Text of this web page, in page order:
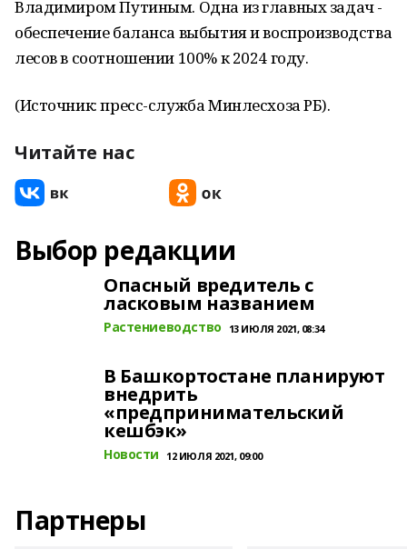
Владимиром Путиным. Одна из главных задач -
обеспечение баланса выбытия и воспроизводства
лесов в соотношении 100% к 2024 году.
(Источник: пресс-служба Минлесхоза РБ).
Читайте нас
Выбор редакции
Опасный вредитель с
ласковым названием
Растениеводство 13 ИЮЛЯ 2021, 08:34
В Башкортостане планируют
внедрить
«предпринимательский
кешбэк»
Новости 12 ИЮЛЯ 2021, 09:00
Партнеры